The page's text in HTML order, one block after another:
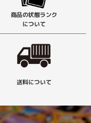
商品の状態ランク
について
送料について